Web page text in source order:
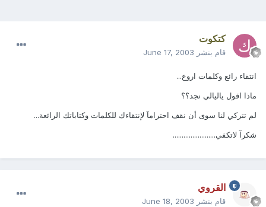
كتكوت
قام بنشر June 17, 2003
انتقاء رائع وكلمات اروع...
ماذا اقول ياليالي نجد؟؟
لم تتركي لنا سوى أن نقف احترامآ لإنتقاءك للكلمات وكتاباتك الرائعة...
شكرآ لاتكفي........................
القروي
قام بنشر June 18, 2003